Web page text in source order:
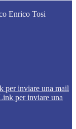
Enrico Tosi
per inviare una mail
per inviare una